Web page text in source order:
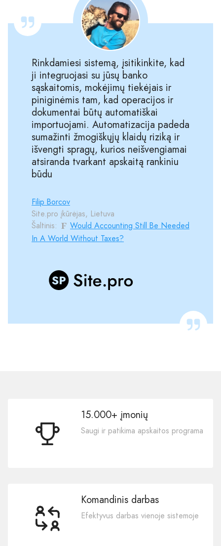
Rinkdamiesi sistemą, įsitikinkite, kad
ji integruojasi su jūsų banko
sąskaitomis, mokėjimų tiekėjais ir
piniginėmis tam, kad operacijos ir
dokumentai būtų automatiškai
importuojami. Automatizacija padeda
sumažinti žmogiškųjų klaidų riziką ir
išvengti spragų, kurios neišvengiamai
atsiranda tvarkant apskaitą rankiniu
būdu
Filip Borcov
Site.pro įkūrėjas, Lietuva
Šaltinis:
Would Accounting Still Be Needed
In A World Without Taxes?
15.000+ įmonių
Saugi ir patikima apskaitos programa
Komandinis darbas
Efektyvus darbas vienoje sistemoje